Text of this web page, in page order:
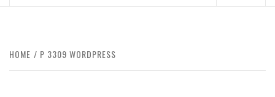
HOME P 3309 WORDPRESS